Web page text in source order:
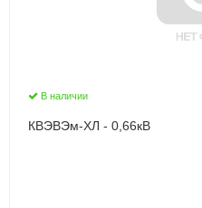
В наличии
КВЭВЭм-ХЛ - 0,66кВ